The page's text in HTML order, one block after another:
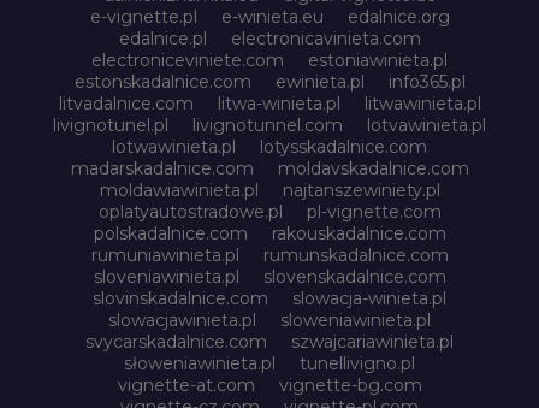
e-vignette.pl
e-winieta.eu
edalnice.org
edalnice.pl
electronicavinieta.com
electroniceviniete.com
estoniawinieta.pl
estonskadalnice.com
ewinieta.pl
info365.pl
litvadalnice.com
litwa-winieta.pl
litwawinieta.pl
livignotunel.pl
livignotunnel.com
lotvawinieta.pl
lotwawinieta.pl
lotysskadalnice.com
madarskadalnice.com
moldavskadalnice.com
moldawiawinieta.pl
najtanszewiniety.pl
oplatyautostradowe.pl
pl-vignette.com
polskadalnice.com
rakouskadalnice.com
rumuniawinieta.pl
rumunskadalnice.com
sloveniawinieta.pl
slovenskadalnice.com
slovinskadalnice.com
slowacja-winieta.pl
slowacjawinieta.pl
sloweniawinieta.pl
svycarskadalnice.com
szwajcariawinieta.pl
słoweniawinieta.pl
tunellivigno.pl
vignette-at.com
vignette-bg.com